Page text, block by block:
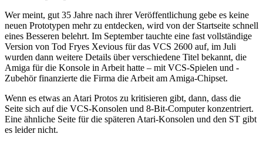
Wer meint, gut 35 Jahre nach ihrer Veröffentlichung gebe es keine
neuen Prototypen mehr zu entdecken, wird von der Startseite schnell
eines Besseren belehrt. Im September tauchte eine fast vollständige
Version von Tod Fryes Xevious für das VCS 2600 auf, im Juli
wurden dann weitere Details über verschiedene Titel bekannt, die
Amiga für die Konsole in Arbeit hatte – mit VCS-Spielen und -
Zubehör finanzierte die Firma die Arbeit am Amiga-Chipset.
Wenn es etwas an Atari Protos zu kritisieren gibt, dann, dass die
Seite sich auf die VCS-Konsolen und 8-Bit-Computer konzentriert.
Eine ähnliche Seite für die späteren Atari-Konsolen und den ST gibt
es leider nicht.